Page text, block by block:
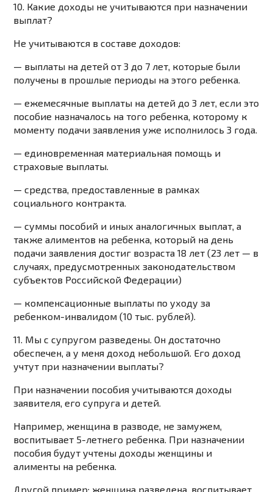
10. Какие доходы не учитываются при назначении
выплат?
Не учитываются в составе доходов:
— выплаты на детей от 3 до 7 лет, которые были
получены в прошлые периоды на этого ребенка.
— ежемесячные выплаты на детей до 3 лет, если это
пособие назначалось на того ребенка, которому к
моменту подачи заявления уже исполнилось 3 года.
— единовременная материальная помощь и
страховые выплаты.
— средства, предоставленные в рамках
социального контракта.
— суммы пособий и иных аналогичных выплат, а
также алиментов на ребенка, который на день
подачи заявления достиг возраста 18 лет (23 лет — в
случаях, предусмотренных законодательством
субъектов Российской Федерации)
— компенсационные выплаты по уходу за
ребенком-инвалидом (10 тыс. рублей).
11. Мы с супругом разведены. Он достаточно
обеспечен, а у меня доход небольшой. Его доход
учтут при назначении выплаты?
При назначении пособия учитываются доходы
заявителя, его супруга и детей.
Например, женщина в разводе, не замужем,
воспитывает 5-летнего ребенка. При назначении
пособия будут учтены доходы женщины и
алименты на ребенка.
Другой пример: женщина разведена, воспитывает